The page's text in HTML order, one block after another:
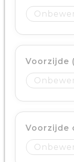
Voorzijde
Voorzijde